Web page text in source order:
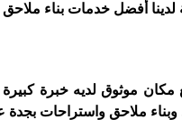
لدينا أفضل خدمات بناء
موثوق لديه خبرة
ملاحق واستراحات بجدة